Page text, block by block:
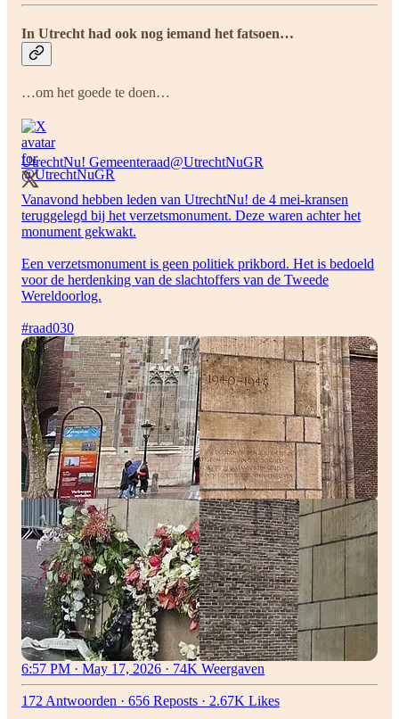
In Utrecht had ook nog iemand het fatsoen…
…om het goede te doen…
UtrechtNu! Gemeenteraad@UtrechtNuGR
Vanavond hebben leden van UtrechtNu! de 4 mei-kransen
teruggelegd bij het verzetsmonument. Deze waren achter het
monument gekwakt.
Een verzetsmonument is geen politiek prikbord. Het is bedoeld
voor de herdenking van de slachtoffers van de Tweede
Wereldoorlog.
#raad030
6:57 PM · May 17, 2026 · 74K Weergaven
172 Antwoorden · 656 Reposts · 2.67K Likes